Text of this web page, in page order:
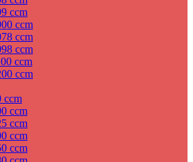
ccm
ccm
ccm
ccm
ccm
ccm
ccm
ccm
ccm
ccm
ccm